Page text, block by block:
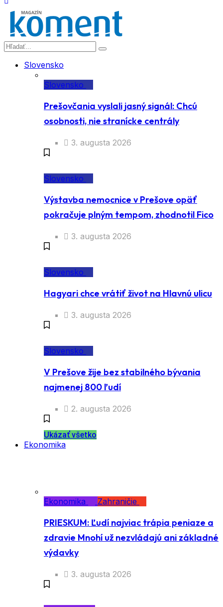
Slovensko
Slovensko
Prešovčania vyslali jasný signál: Chcú
osobnosti, nie stranícke centrály
3. augusta 2026
Slovensko
Výstavba nemocnice v Prešove opäť
pokračuje plným tempom, zhodnotil Fico
3. augusta 2026
Slovensko
Hagyari chce vrátiť život na Hlavnú ulicu
3. augusta 2026
Slovensko
V Prešove žije bez stabilného bývania
najmenej 800 ľudí
2. augusta 2026
Ukázať všetko
Ekonomika
Ekonomika Zahraničie
PRIESKUM: Ľudí najviac trápia peniaze a
zdravie Mnohí už nezvládajú ani základné
výdavky
3. augusta 2026